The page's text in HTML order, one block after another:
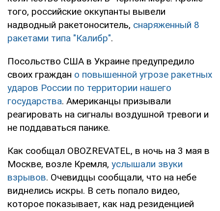
того, российские оккупанты вывели
надводный ракетоноситель, снаряженный 8
ракетами типа "Калибр".
Посольство США в Украине предупредило
своих граждан о повышенной угрозе ракетных
ударов России по территории нашего
государства. Американцы призывали
реагировать на сигналы воздушной тревоги и
не поддаваться панике.
Как сообщал OBOZREVATEL, в ночь на 3 мая в
Москве, возле Кремля, услышали звуки
взрывов. Очевидцы сообщали, что на небе
виднелись искры. В сеть попало видео,
которое показывает, как над резиденцией